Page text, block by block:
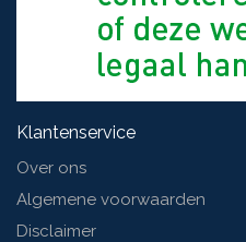
Klantenservice
Over ons
Algemene voorwaarden
Disclaimer